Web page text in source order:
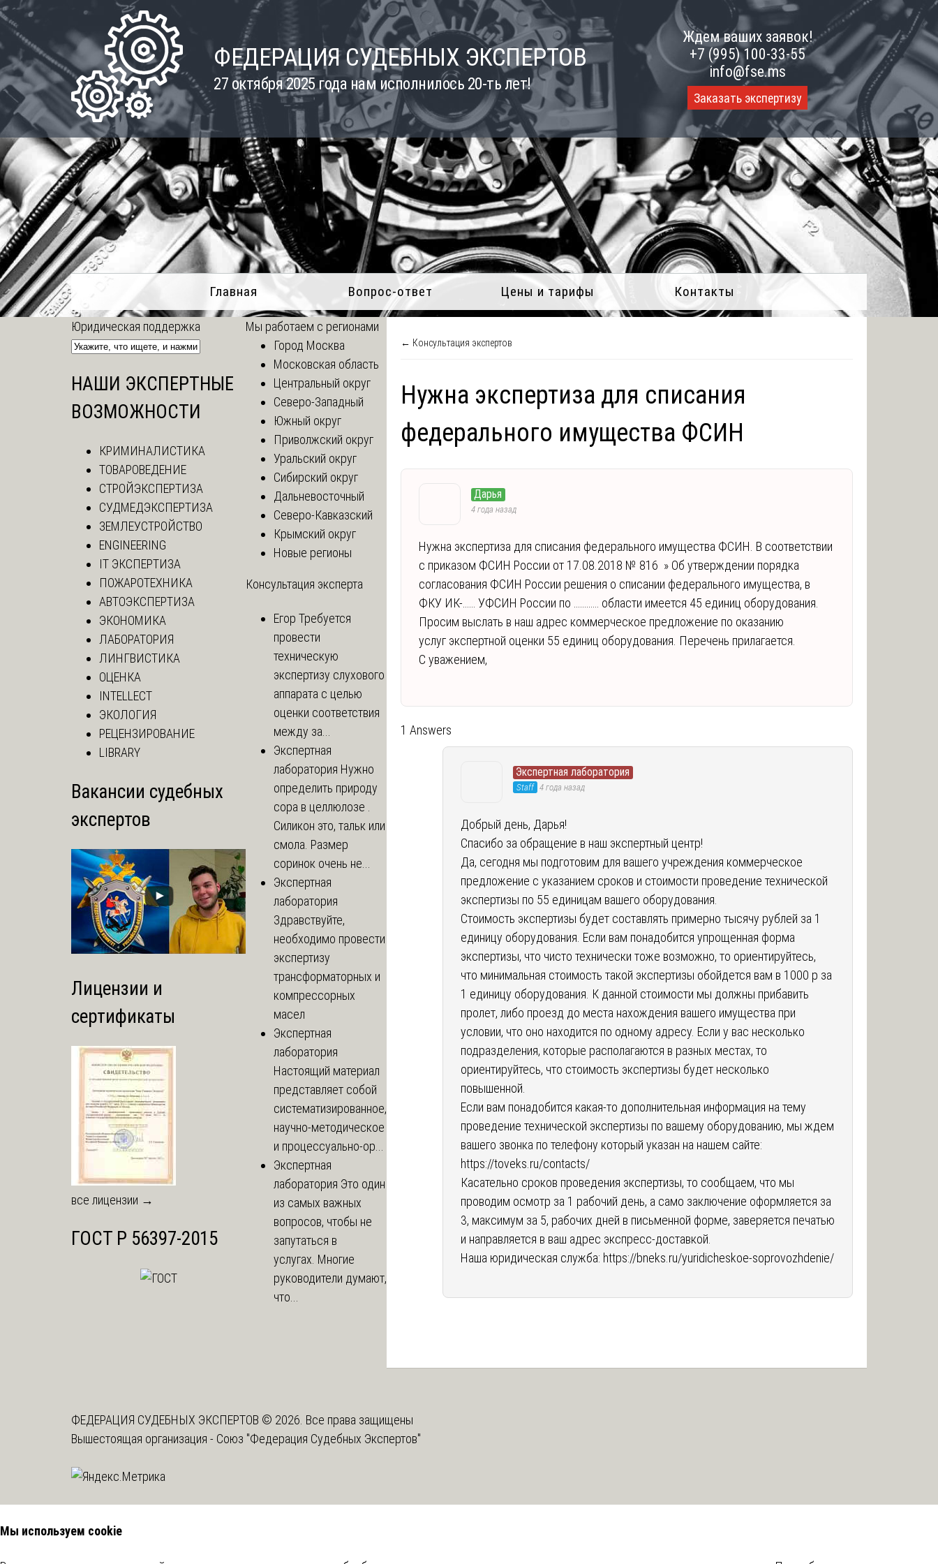
Skip
content
ФЕДЕРАЦИЯ СУДЕБНЫХ ЭКСПЕРТОВ
27 октября 2025 года нам исполнилось 20-ть лет!
Ждем ваших заявок!
+7 (995) 100-33-55
info@fse.ms
Заказать экспертизу
Главная Вопрос-ответ Цены и тарифы Контакты
← Консультация экспертов
Нужна экспертиза для списания
федерального имущества ФСИН
Дарья
4 года назад
Нужна экспертиза для списания федерального имущества ФСИН. В соответствии
с приказом ФСИН России от 17.08.2018 № 816 » Об утверждении порядка
согласования ФСИН России решения о списании федерального имущества, в
ФКУ ИК-…… УФСИН России по ………… области имеется 45 единиц оборудования.
Просим выслать в наш адрес коммерческое предложение по оказанию
услуг экспертной оценки 55 единиц оборудования. Перечень прилагается.
С уважением,
1 Answers
Экспертная лаборатория
Staff 4 года назад
Добрый день, Дарья!
Спасибо за обращение в наш экспертный центр!
Да, сегодня мы подготовим для вашего учреждения коммерческое
предложение с указанием сроков и стоимости проведение технической
экспертизы по 55 единицам вашего оборудования.
Стоимость экспертизы будет составлять примерно тысячу рублей за 1
единицу оборудования. Если вам понадобится упрощенная форма
экспертизы, что чисто технически тоже возможно, то ориентируйтесь,
что минимальная стоимость такой экспертизы обойдется вам в 1000 р за
1 единицу оборудования. К данной стоимости мы должны прибавить
пролет, либо проезд до места нахождения вашего имущества при
условии, что оно находится по одному адресу. Если у вас несколько
подразделения, которые располагаются в разных местах, то
ориентируйтесь, что стоимость экспертизы будет несколько
повышенной.
Если вам понадобится какая-то дополнительная информация на тему
проведение технической экспертизы по вашему оборудованию, мы ждем
вашего звонка по телефону который указан на нашем сайте:
https://toveks.ru/contacts/
Касательно сроков проведения экспертизы, то сообщаем, что мы
проводим осмотр за 1 рабочий день, а само заключение оформляется за
3, максимум за 5, рабочих дней в письменной форме, заверяется печатью
и направляется в ваш адрес экспресс-доставкой.
Наша юридическая служба: https://bneks.ru/yuridicheskoe-soprovozhdenie/
Юридическая поддержка
НАШИ ЭКСПЕРТНЫЕ
ВОЗМОЖНОСТИ
КРИМИНАЛИСТИКА
ТОВАРОВЕДЕНИЕ
СТРОЙЭКСПЕРТИЗА
СУДМЕДЭКСПЕРТИЗА
ЗЕМЛЕУСТРОЙСТВО
ENGINEERING
IT ЭКСПЕРТИЗА
ПОЖАРОТЕХНИКА
АВТОЭКСПЕРТИЗА
ЭКОНОМИКА
ЛАБОРАТОРИЯ
ЛИНГВИСТИКА
ОЦЕНКА
INTELLECT
ЭКОЛОГИЯ
РЕЦЕНЗИРОВАНИЕ
LIBRARY
Вакансии судебных
экспертов
Лицензии и
сертификаты
все лицензии →
ГОСТ Р 56397-2015
Мы работаем с регионами
Город Москва
Московская область
Центральный округ
Северо-Западный
Южный округ
Приволжский округ
Уральский округ
Сибирский округ
Дальневосточный
Северо-Кавказский
Крымский округ
Новые регионы
Консультация эксперта
Егор Требуется
провести
техническую
экспертизу слухового
аппарата с целью
оценки соответствия
между за...
Экспертная
лаборатория Нужно
определить природу
сора в целлюлозе .
Силикон это, тальк или
смола. Размер
соринок очень не...
Экспертная
лаборатория
Здравствуйте,
необходимо провести
экспертизу
трансформаторных и
компрессорных
масел
Экспертная
лаборатория
Настоящий материал
представляет собой
систематизированное,
научно-методическое
и процессуально-ор...
Экспертная
лаборатория Это один
из самых важных
вопросов, чтобы не
запутаться в
услугах. Многие
руководители думают,
что...
ФЕДЕРАЦИЯ СУДЕБНЫХ ЭКСПЕРТОВ © 2026. Все права защищены
Вышестоящая организация - Союз "Федерация Судебных Экспертов"
Мы используем cookie